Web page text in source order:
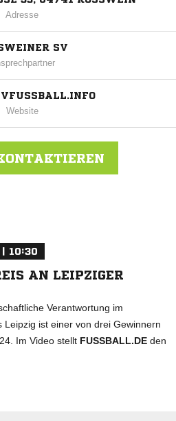
Adresse
SV
Website
| 10:30
AN LEIPZIGER
Verantwortung im
ist einer von drei Gewinnern
Im Video stellt FUSSBALL.DE den